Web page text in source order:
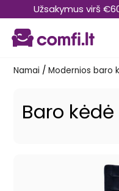
prie
turinio
Užsakymus virš
Namai / Modernios baro
Baro